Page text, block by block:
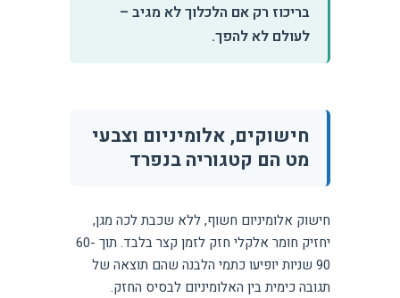
בריכוז רק אם הלכלוך לא מגיב –
לעולם לא להפך.
חישוקים, אלומיניום וצבעי
מט הם קטגוריה בנפרד
חישוק אלומיניום חשוף, ללא שכבת לכה מגן,
יחזיק חומר אלקלי חזק לזמן קצר בלבד. תוך 60-
90 שניות יופיעו כתמי הלבנה שהם תוצאה של
תגובה כימית בין האלומיניום לבסיס החזק.